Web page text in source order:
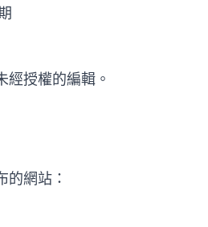
經授權的編輯。
網站：